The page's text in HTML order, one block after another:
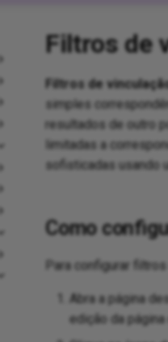
Filtros de
Filtros de
simples
resultados de outro
limitadas a
sofisticadas usando
Como
Para configurar
Abra a página
edição da página